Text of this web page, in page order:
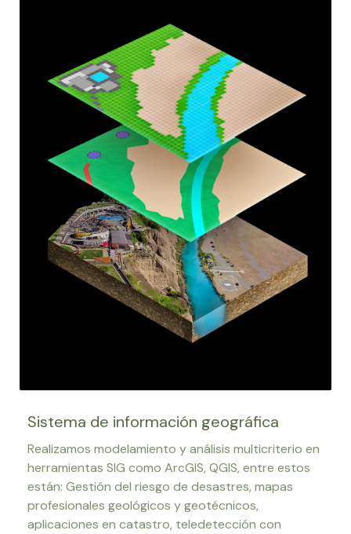
Sistema de información geográfica
Realizamos modelamiento y análisis multicriterio en
herramientas SIG como ArcGIS, QGIS, entre estos
están: Gestión del riesgo de desastres, mapas
profesionales geológicos y geotécnicos,
aplicaciones en catastro, teledetección con